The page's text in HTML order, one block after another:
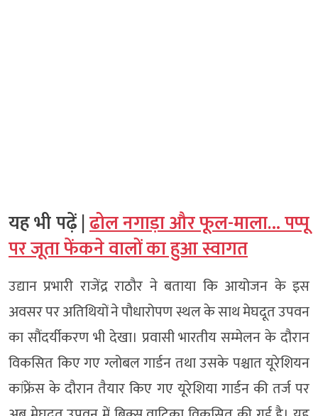
यह भी पढ़ें |ढोल नगाड़ा और फूल-माला… पप्पू
पर जूता फेंकने वालों का हुआ स्वागत
उद्यान प्रभारी राजेंद्र राठौर ने बताया कि आयोजन के इस
अवसर पर अतिथियों ने पौधारोपण स्थल के साथ मेघदूत उपवन
का सौंदर्यीकरण भी देखा। प्रवासी भारतीय सम्मेलन के दौरान
विकसित किए गए ग्लोबल गार्डन तथा उसके पश्चात यूरेशियन
कांफ्रेंस के दौरान तैयार किए गए यूरेशिया गार्डन की तर्ज पर